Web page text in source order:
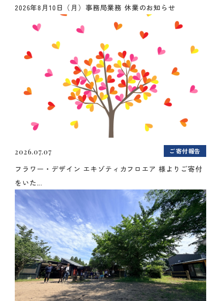
2026年8月10日（月）事務局業務 休業のお知らせ
2026.07.07 ご寄付報告
フラワー・デザイン エキゾティカフロエア 様よりご寄付
をいた...